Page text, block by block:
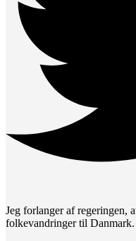
Jeg forlanger af regeringen,
folkevandringer til Danmark.